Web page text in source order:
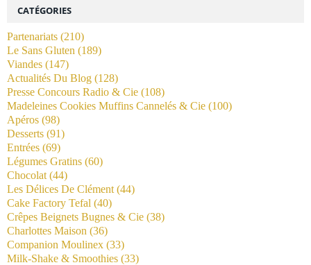
CATÉGORIES
Partenariats (210)
Le Sans Gluten (189)
Viandes (147)
Actualités Du Blog (128)
Presse Concours Radio & Cie (108)
Madeleines Cookies Muffins Cannelés & Cie (100)
Apéros (98)
Desserts (91)
Entrées (69)
Légumes Gratins (60)
Chocolat (44)
Les Délices De Clément (44)
Cake Factory Tefal (40)
Crêpes Beignets Bugnes & Cie (38)
Charlottes Maison (36)
Companion Moulinex (33)
Milk-Shake & Smoothies (33)